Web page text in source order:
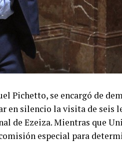
Pichetto, se encargó de
en silencio la visita de seis
de Ezeiza. Mientras que
especial para